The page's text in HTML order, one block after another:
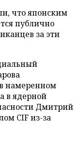
что японским
публично
за эти
намеренном
в ядерной
Дмитрий
CIF из-за